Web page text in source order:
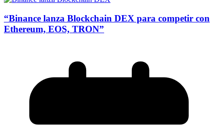
“Binance lanza Blockchain DEX para competir con
Ethereum, EOS, TRON”